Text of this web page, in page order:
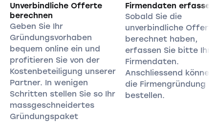
Unverbindliche Offerte
berechnen
Geben Sie Ihr
Gründungsvorhaben
bequem online ein und
profitieren Sie von der
Kostenbeteiligung unserer
Partner. In wenigen
Schritten stellen Sie so Ihr
massgeschneidertes
Gründungspaket
Firmendaten erfassen
Sobald Sie die
unverbindliche Offerte
berechnet haben,
erfassen Sie bitte Ihre
Firmendaten.
Anschliessend können
die Firmengründung
bestellen.